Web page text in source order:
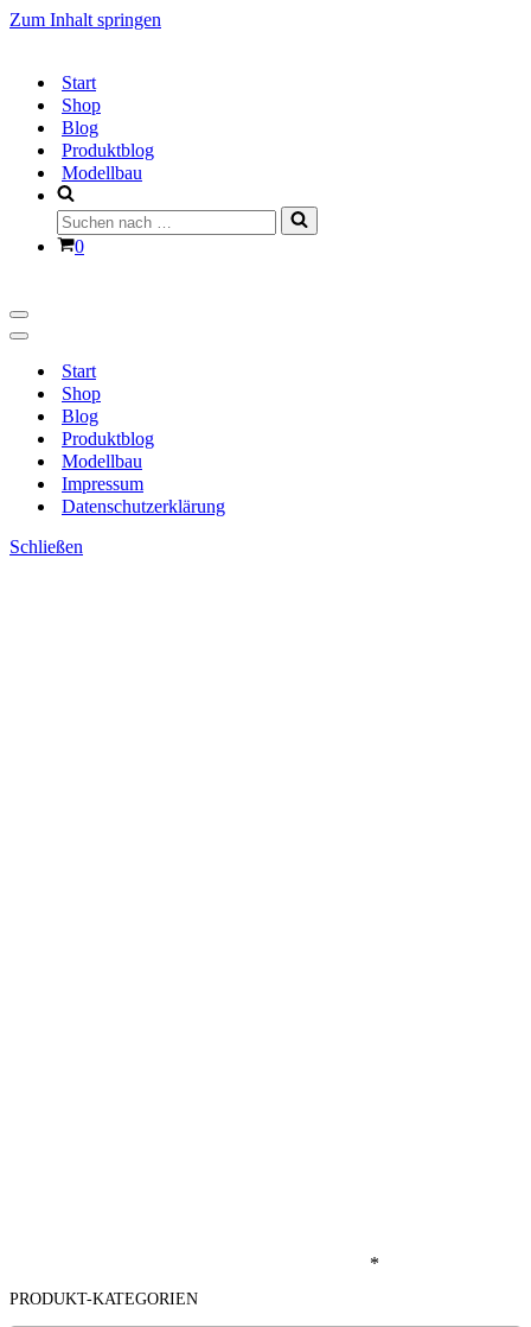
Zum Inhalt springen
Start
Shop
Blog
Produktblog
Modellbau
Suchen
nach …
Warenkorb
0
Navigationsmenü
Navigationsmenü
Start
Shop
Blog
Produktblog
Modellbau
Impressum
Datenschutzerklärung
Schließen
*
PRODUKT-KATEGORIEN